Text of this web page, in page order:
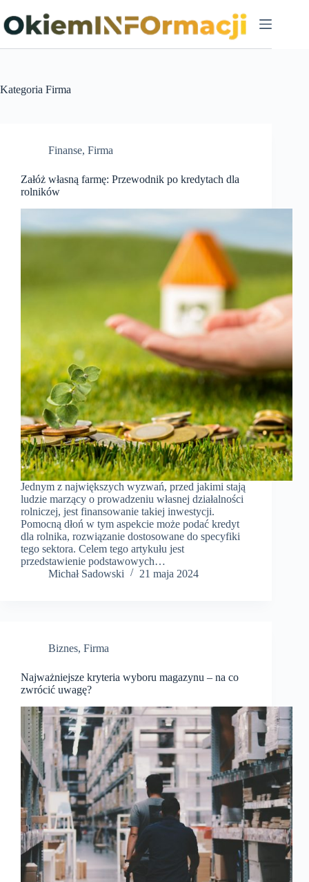
do
treści
Kategoria Firma
Finanse, Firma
Załóż własną farmę: Przewodnik po kredytach dla
rolników
Jednym z największych wyzwań, przed jakimi stają
ludzie marzący o prowadzeniu własnej działalności
rolniczej, jest finansowanie takiej inwestycji.
Pomocną dłoń w tym aspekcie może podać kredyt
dla rolnika, rozwiązanie dostosowane do specyfiki
tego sektora. Celem tego artykułu jest
przedstawienie podstawowych…
Michał Sadowski
21 maja 2024
Biznes, Firma
Najważniejsze kryteria wyboru magazynu – na co
zwrócić uwagę?